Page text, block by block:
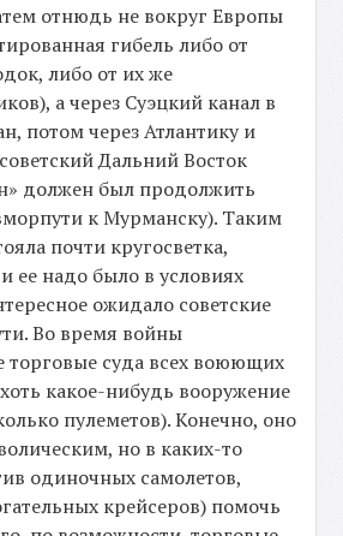
отнюдь не вокруг Европы
гибель либо от
либо от их же
а через Суэцкий канал в
потом через Атлантику и
Дальний Восток
должен был продолжить
к Мурманску). Таким
почти кругосветка,
ее надо было в условиях
ожидало советские
Во время войны
торговые суда всех воюющих
какое-нибудь вооружение
пулеметов). Конечно, оно
но в каких-то
одиночных самолетов,
крейсеров) помочь